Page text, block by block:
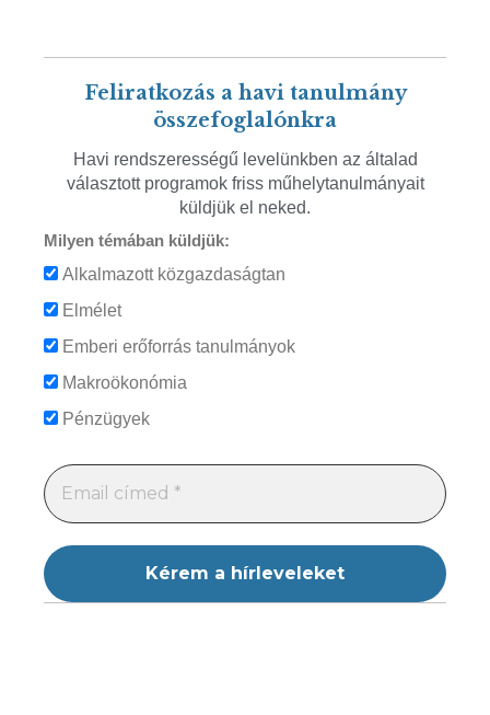
Feliratkozás a havi tanulmány
összefoglalónkra
Havi rendszerességű levelünkben az általad
választott programok friss műhelytanulmányait
küldjük el neked.
Milyen témában küldjük:
Alkalmazott közgazdaságtan
Elmélet
Emberi erőforrás tanulmányok
Makroökonómia
Pénzügyek